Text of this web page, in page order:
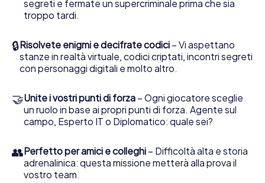
all'aperto!
segreti e fermate un supercriminale prima che sia
troppo tardi.
🔒Risolvete enigmi e decifrate codici – Vi aspettano
stanze in realtà virtuale, codici criptati, incontri segreti
con personaggi digitali e molto altro.
🤝Unite i vostri punti di forza – Ogni giocatore sceglie
un ruolo in base ai propri punti di forza. Agente sul
campo, Esperto IT o Diplomatico: quale sei?
👥Perfetto per amici e colleghi – Difficoltà alta e storia
adrenalinica: questa missione metterà alla prova il
vostro team.